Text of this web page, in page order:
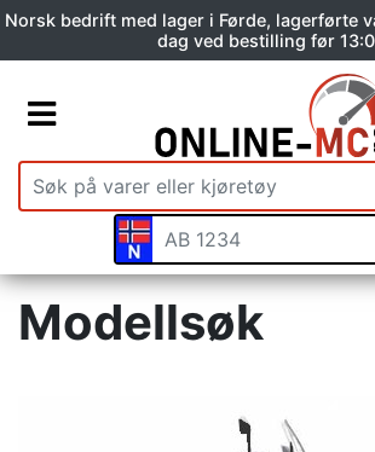
Norsk bedrift med lager i Førde, lagerførte
dag ved bestilling før
Modellsøk